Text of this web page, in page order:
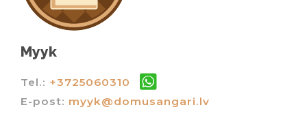
Myyk
Tel.: +3725060310
E-post: myyk@domusangari.lv